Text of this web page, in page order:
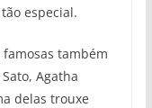
especial.
também
Agatha
delas trouxe